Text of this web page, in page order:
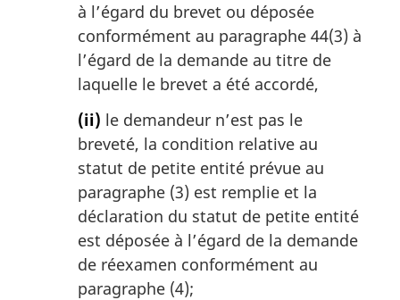
à l’égard du brevet ou déposée
conformément au paragraphe 44(3) à
l’égard de la demande au titre de
laquelle le brevet a été accordé,
(ii) le demandeur n’est pas le
breveté, la condition relative au
statut de petite entité prévue au
paragraphe (3) est remplie et la
déclaration du statut de petite entité
est déposée à l’égard de la demande
de réexamen conformément au
paragraphe (4);